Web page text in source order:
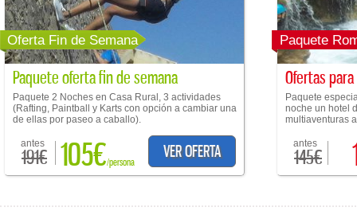
Oferta Fin de Semana
Paquete oferta fin de semana
Paquete 2 Noches en Casa Rural, 3 actividades
(Rafting, Paintball y Karts con opción a cambiar una
de ellas por paseo a caballo).
antes
191€ 105€/persona
VER OFERTA
Paquete
Ofertas
Paquete
noche un hotel
multiaventuras
antes
145€